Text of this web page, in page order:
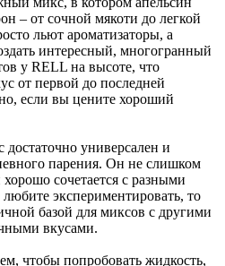
– от сочной мякоти до легкой
льют ароматизаторы, а
интересный, многогранный
у RELL на высоте, что
от первой до последней
если вы цените хороший
достаточно универсален и
парения. Он не слишком
сочетается с разными
экспериментировать, то
базой для миксов с другими
вкусами.
чтобы попробовать жидкость,